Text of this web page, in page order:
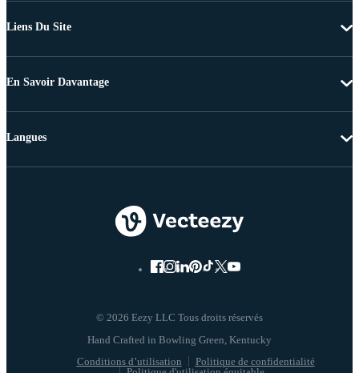
Liens Du Site
En Savoir Davantage
© 2026 Eezy LLC Tous droits réservés
Conditions d’utilisation
Politique de confidentialité
Langues